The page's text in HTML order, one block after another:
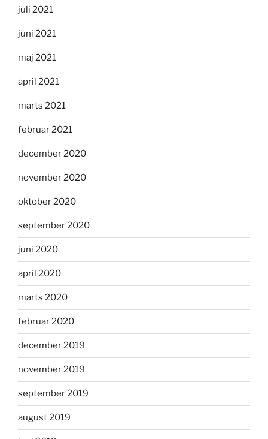
juli 2021
juni 2021
maj 2021
april 2021
marts 2021
februar 2021
december 2020
november 2020
oktober 2020
september 2020
juni 2020
april 2020
marts 2020
februar 2020
december 2019
november 2019
september 2019
august 2019